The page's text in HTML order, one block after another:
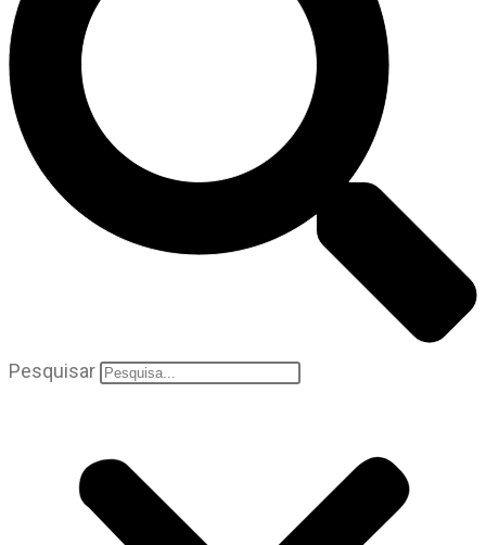
Pesquisar